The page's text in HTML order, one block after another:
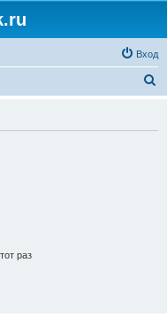
Вход
раз